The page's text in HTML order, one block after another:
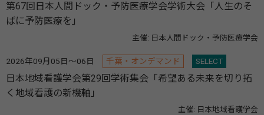
第67回日本人間ドック・予防医療学会学術大会「人生のそ
ばに予防医療を」
主催: 日本人間ドック・予防医療学会
2026年09月05日～06日 千葉・オンデマンド SELECT
日本地域看護学会第29回学術集会「希望ある未来を切り拓
く地域看護の新機軸」
主催: 日本地域看護学会